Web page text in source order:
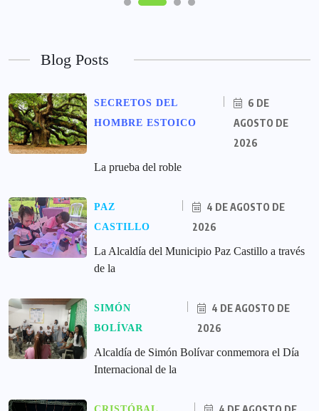
Blog Posts
SECRETOS DEL
HOMBRE ESTOICO
6 DE
AGOSTO DE
2026
La prueba del roble
PAZ
CASTILLO
4 DE AGOSTO DE
2026
La Alcaldía del Municipio Paz Castillo a través
de la
SIMÓN
BOLÍVAR
4 DE AGOSTO DE
2026
Alcaldía de Simón Bolívar conmemora el Día
Internacional de la